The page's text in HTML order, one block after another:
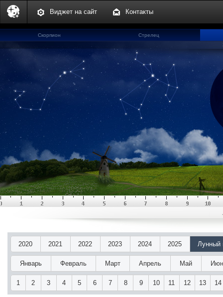
Виджет на сайт Контакты
Скорпион
Стрелец
2020 2021 2022 2023 2024 2025 Лунный
Январь Февраль Март Апрель Май
1 2 3 4 5 6 7 8 9 10 11 12 13 14